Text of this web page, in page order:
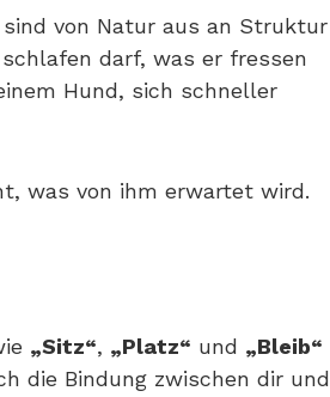
von Natur aus an Struktur
darf, was er fressen
Hund, sich schneller
was von ihm erwartet wird.
„Sitz“, „Platz“ und „Bleib“
die Bindung zwischen dir und